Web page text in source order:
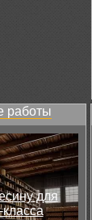
работы
для